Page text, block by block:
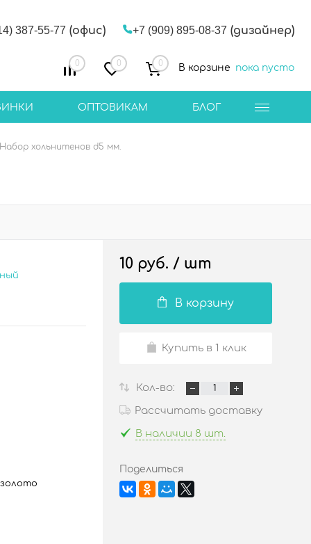
387-55-77 (офис) +7 (909) 895-08-37 (дизайнер)
0 0 0 В корзине пока пусто
ОПТОВИКАМ БЛОГ
Набор хольнитенов d5 мм.
10 руб. / шт
В корзину
Купить в 1 клик
Кол-во:
Рассчитать доставку
В наличии 8 шт.
Поделиться